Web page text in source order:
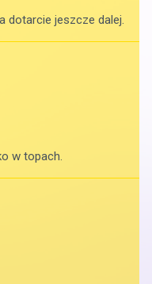
dotarcie jeszcze dalej.
w topach.